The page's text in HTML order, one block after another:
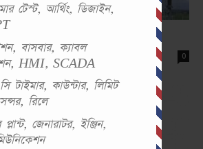
টেস্ট, আর্থিং, ডিজাইন,
বাসবার, ক্যাবল
HMI, SCADA
টাইমার, কাউন্টার, লিমিট
রিলে
জেনারাটর, ইঞ্জিন,
এবং সমাধানে করণীয়
0